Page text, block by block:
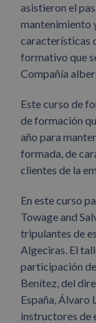
asistieron el
mantenimiento
características
formativo que
Compañía
Este curso de
de formación
año para
formada, de
clientes de la
En este curso
Towage and
tripulantes de
Algeciras. El
participación
Benítez, del
España, Álvaro
instructores de